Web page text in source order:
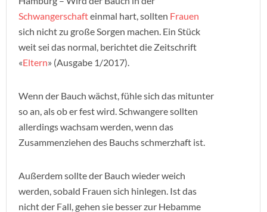
Schwangerschafteinmal hart, sollten Frauen
sich nicht zu große Sorgen machen. Ein Stück
weit sei das normal, berichtet die Zeitschrift
«Eltern» (Ausgabe 1/2017).
Wenn der Bauch wächst, fühle sich das mitunter
so an, als ob er fest wird. Schwangere sollten
allerdings wachsam werden, wenn das
Zusammenziehen des Bauchs schmerzhaft ist.
Außerdem sollte der Bauch wieder weich
werden, sobald Frauen sich hinlegen. Ist das
nicht der Fall, gehen sie besser zur Hebamme